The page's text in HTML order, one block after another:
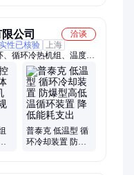
公司
洽谈
性已核验
上海
循环冷热机组、温度控
普泰克 低温型 循
环冷却装置 防爆